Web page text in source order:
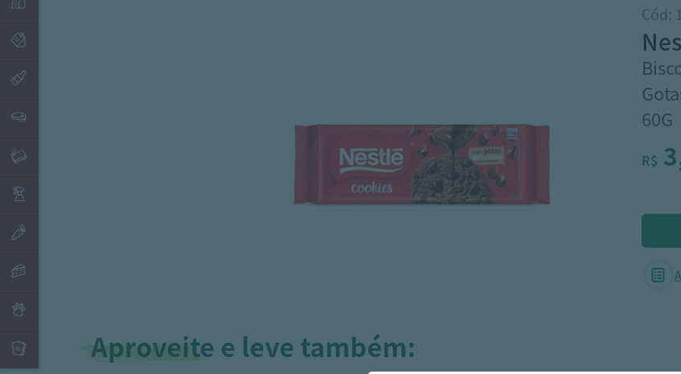
Cód:
60G
R$
Aproveite e leve também: